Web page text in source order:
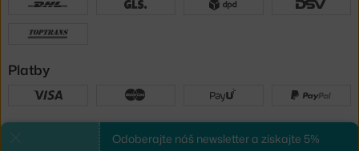
Odoberajte náš newsletter a získajte 5%
Platby
Sme tu pre vás